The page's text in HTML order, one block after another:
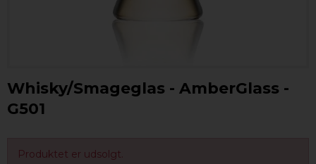
Whisky/Smageglas - AmberGlass -
G501
Produktet er udsolgt.